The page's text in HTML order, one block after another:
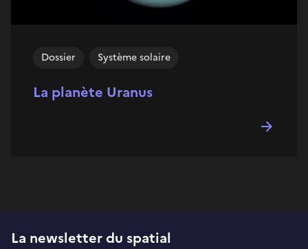
La planète Uranus
Dossier Système solaire
La newsletter du spatial